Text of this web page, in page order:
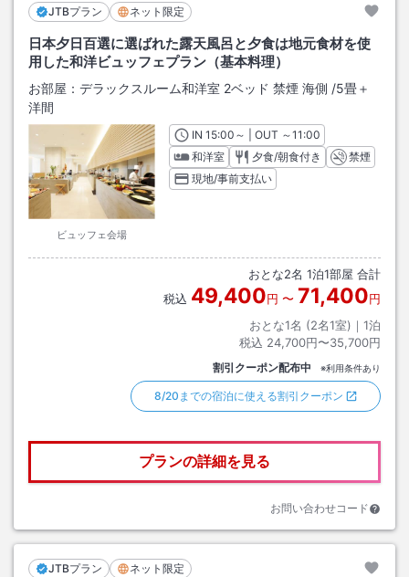
JTBプラン ネット限定
日本夕日百選に選ばれた露天風呂と夕食は地元食材を使
用した和洋ビュッフェプラン（基本料理）
お部屋： デラックスルーム和洋室 2ベッド 禁煙 海側 /5畳＋
洋間
ビュッフェ会場
INチェックイン
15:00 ～ | OUT チェックアウト
～11:00
和洋室
夕食/朝食付き
禁煙
現地/事前支払い
おとな2名 1泊1部屋 合計
税込 49,400円 〜 71,400円
おとな1名 (2名1室)｜ 1泊
税込 24,700円〜35,700円
割引クーポン配布中 ※利用条件あり
8/20までの宿泊に使える割引クーポン
プランの詳細を見る
お問い合わせコード
JTBプラン ネット限定